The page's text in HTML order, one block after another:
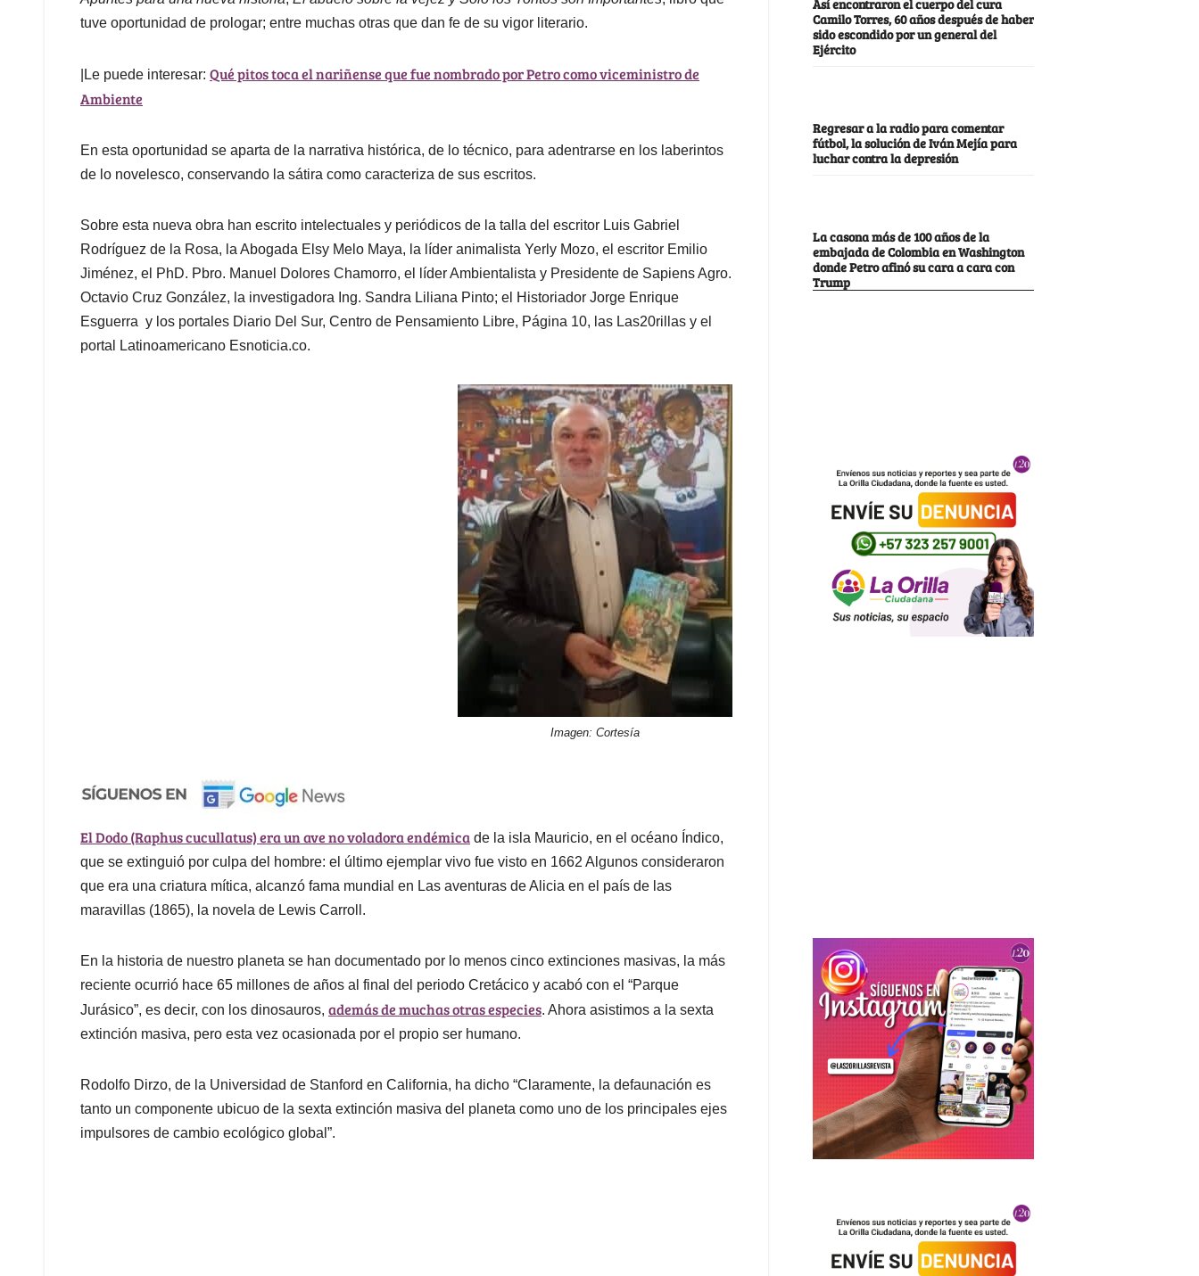
tuve oportunidad de prologar; entre muchas otras que dan fe de su vigor literario.
|Le puede interesar: Qué pitos toca el nariñense que fue nombrado por Petro como viceministro de
Ambiente
En esta oportunidad se aparta de la narrativa histórica, de lo técnico, para adentrarse en los laberintos
de lo novelesco, conservando la sátira como caracteriza de sus escritos.
Sobre esta nueva obra han escrito intelectuales y periódicos de la talla del escritor Luis Gabriel
Rodríguez de la Rosa, la Abogada Elsy Melo Maya, la líder animalista Yerly Mozo, el escritor Emilio
Jiménez, el PhD. Pbro. Manuel Dolores Chamorro, el líder Ambientalista y Presidente de Sapiens Agro.
Octavio Cruz González, la investigadora Ing. Sandra Liliana Pinto; el Historiador Jorge Enrique
Esguerra y los portales Diario Del Sur, Centro de Pensamiento Libre, Página 10, las Las20rillas y el
portal Latinoamericano Esnoticia.co.
Imagen: Cortesía
El Dodo (Raphus cucullatus) era un ave no voladora endémica de la isla Mauricio, en el océano Índico,
que se extinguió por culpa del hombre: el último ejemplar vivo fue visto en 1662 Algunos consideraron
que era una criatura mítica, alcanzó fama mundial en Las aventuras de Alicia en el país de las
maravillas (1865), la novela de Lewis Carroll.
En la historia de nuestro planeta se han documentado por lo menos cinco extinciones masivas, la más
reciente ocurrió hace 65 millones de años al final del periodo Cretácico y acabó con el “Parque
Jurásico”, es decir, con los dinosauros, además de muchas otras especies. Ahora asistimos a la sexta
extinción masiva, pero esta vez ocasionada por el propio ser humano.
Rodolfo Dirzo, de la Universidad de Stanford en California, ha dicho “Claramente, la defaunación es
tanto un componente ubicuo de la sexta extinción masiva del planeta como uno de los principales ejes
impulsores de cambio ecológico global”.
Camilo Torres, 60 años después de haber
sido escondido por un general del
Ejército
Regresar a la radio para comentar
fútbol, la solución de Iván Mejía para
luchar contra la depresión
La casona más de 100 años de la
embajada de Colombia en Washington
donde Petro afinó su cara a cara con
Trump